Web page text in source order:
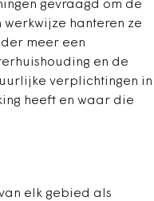
gevraagd om de
hanteren ze
meer een
en de
verplichtingen in
heeft en waar die
elk gebied als